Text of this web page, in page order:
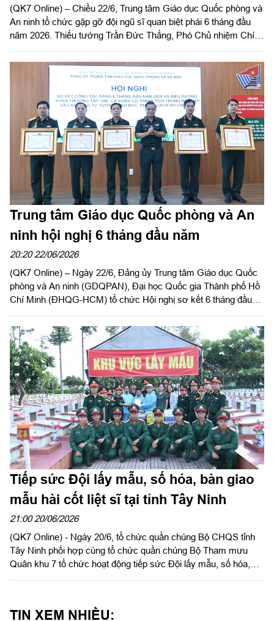
(QK7 Online) – Chiều 22/6, Trung tâm Giáo dục Quốc phòng và
An ninh tổ chức gặp gỡ đội ngũ sĩ quan biệt phái 6 tháng đầu
năm 2026. Thiếu tướng Trần Đức Thắng, Phó Chủ nhiệm Chính
Trung tâm Giáo dục Quốc phòng và An
ninh hội nghị 6 tháng đầu năm
20:20 22/06/2026
(QK7 Online) – Ngày 22/6, Đảng ủy Trung tâm Giáo dục Quốc
phòng và An ninh (GDQPAN), Đại học Quốc gia Thành phố Hồ
Chí Minh (ĐHQG-HCM) tổ chức Hội nghị sơ kết 6 tháng đầu
Cục Chính trị, Phó Chủ nhiệm Chính trị Quân khu dự, phát biểu
chỉ đạo.
Tiếp sức Đội lấy mẫu, số hóa, bàn giao
mẫu hài cốt liệt sĩ tại tỉnh Tây Ninh
21:00 20/06/2026
(QK7 Online) - Ngày 20/6, tổ chức quần chúng Bộ CHQS tỉnh
Tây Ninh phối hợp cùng tổ chức quần chúng Bộ Tham mưu
Quân khu 7 tổ chức hoạt động tiếp sức Đội lấy mẫu, số hóa,
gia hoạt động có Thượng tá Võ Lê Hiến, Phó Chủ nhiệm Chính
TIN XEM NHIỀU: